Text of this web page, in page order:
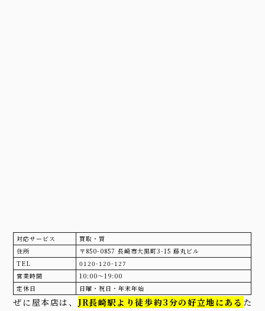
対応サービス
買取・質
住所
〒850-0857 長崎市大黒町3-15 藤丸ビル
TEL
0120-120-127
営業時間
10:00〜19:00
定休日
日曜・祝日・年末年始
ぜに屋本店は、 JR長崎駅より徒歩約3分の好立地にある た